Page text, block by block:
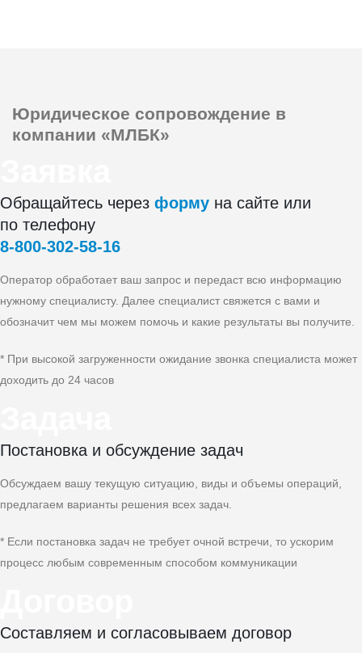
Юридическое сопровождение в
компании «МЛБК»
Обращайтесь через форму на сайте или
по телефону
8‑800‑302‑58‑16
Оператор обработает ваш запрос и передаст всю информацию
нужному специалисту. Далее специалист свяжется с вами и
обозначит чем мы можем помочь и какие результаты вы получите.
* При высокой загруженности ожидание звонка специалиста может
доходить до 24 часов
Постановка и обсуждение задач
Обсуждаем вашу текущую ситуацию, виды и объемы операций,
предлагаем варианты решения всех задач.
* Если постановка задач не требует очной встречи, то ускорим
процесс любым современным способом коммуникации
Составляем и согласовываем договор